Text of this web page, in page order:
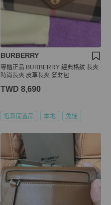
BURBERRY
專櫃正品 BURBERRY 經典格紋 長夾
時尚長夾 皮革長夾 發財包
TWD 8,690
近新閒置品 本地 免運